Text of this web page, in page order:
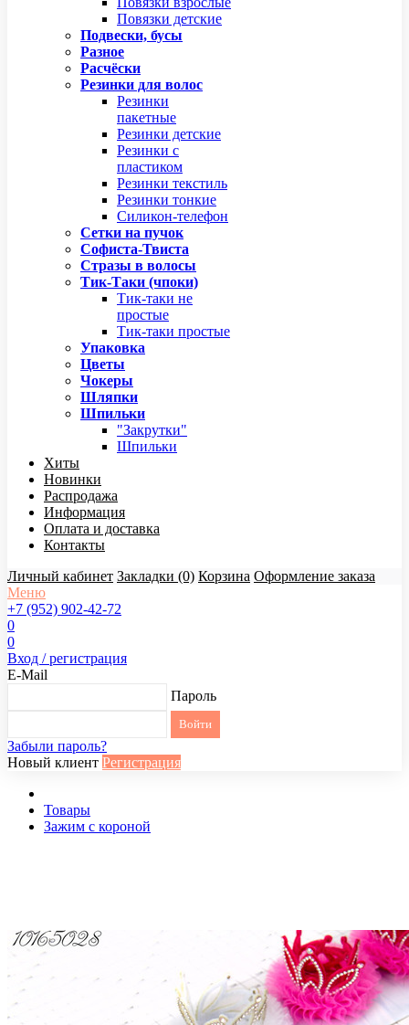
Повязки детские
Подвески, бусы
Разное
Расчёски
Резинки для волос
Резинки
пакетные
Резинки детские
Резинки с
пластиком
Резинки текстиль
Резинки тонкие
Силикон-телефон
Сетки на пучок
Софиста-Твиста
Стразы в волосы
Тик-Таки (чпоки)
Тик-таки не
простые
Тик-таки простые
Упаковка
Цветы
Чокеры
Шляпки
Шпильки
"Закрутки"
Шпильки
Хиты
Новинки
Распродажа
Информация
Оплата и доставка
Контакты
Личный кабинет Закладки (0) Корзина Оформление заказа
Меню
+7 (952) 902-42-72
0
0
Вход / регистрация
E-Mail
Пароль
Забыли пароль?
Новый клиент Регистрация
Товары
Зажим с короной